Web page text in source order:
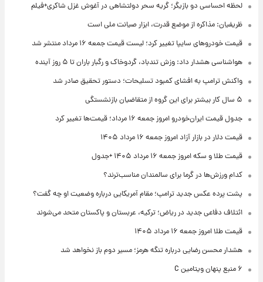
لحظه احساسی دو بازیگر؛ گریه سحر دولتشاهی در آغوش غزل شاکری+فیلم
ظریفیان: مذاکره از موضع قدرت، ابزار صیانت ملی است
قیمت خودروهای سایپا تغییر کرد؛ لیست قیمت جمعه ۱۶ مرداد منتشر شد
هواشناسی هشدار داد: وزش تندباد، گردوخاک و رگبار باران تا ۵ روز آینده
واکنش ترامپ به افشای کمبود تسلیحات؛ دستور تحقیق صادر شد
۵ سال کار بیشتر برای این گروه از متقاضیان بازنشستگی
جدول قیمت ایران‌خودرو امروز جمعه ۱۶ مرداد؛ قیمت‌ها تغییر کرد
قیمت دلار در بازار آزاد امروز جمعه ۱۶ مرداد ۱۴۰۵
قیمت طلا و سکه امروز جمعه ۱۶ مرداد ۱۴۰۵ +جدول
کدام ورزش‌ها در گرما برای سالمندان مناسب‌ترند؟
پشت پرده عکس جدید ترامپ؛ مقام آمریکایی درباره وضعیت او چه گفت؟
ائتلاف دفاعی جدید در ریاض؛ ترکیه، عربستان و پاکستان متحد می‌شوند
قیمت طلا امروز جمعه ۱۶ مرداد ۱۴۰۵
هشدار محسن رضایی درباره تنگه هرمز؛ مسیر دوم باز نخواهد شد
۶ منبع پنهان ویتامین C